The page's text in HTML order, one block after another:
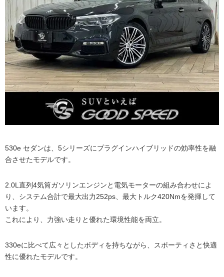
530e セダンは、5シリーズにプラグインハイブリッドの効率性を融
合させたモデルです。
2.0L直列4気筒ガソリンエンジンと電気モーターの組み合わせによ
り、システム合計で最大出力252ps、最大トルク420Nmを発揮して
います。
これにより、力強い走りと優れた環境性能を両立。
330eに比べて広々としたボディを持ちながら、スポーティさと快適
性に優れたモデルです。